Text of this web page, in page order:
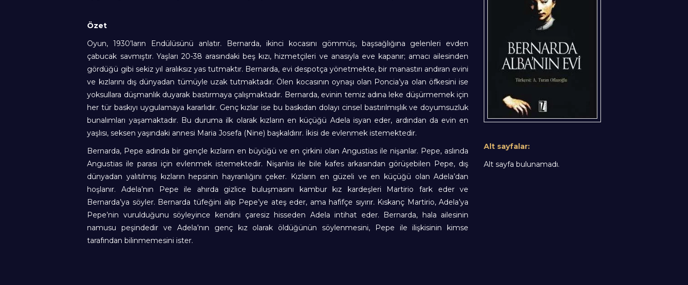
Özet
Oyun, 1930’ların Endülüsünü anlatır. Bernarda, ikinci kocasını gömmüş, başsağlığına gelenleri evden
çabucak savmıştır. Yaşları 20-38 arasındaki beş kızı, hizmetçileri ve anasıyla eve kapanır; amacı ailesinden
gördüğü gibi sekiz yıl aralıksız yas tutmaktır. Bernarda, evi despotça yönetmekte, bir manastırı andıran evini
ve kızlarını dış dünyadan tümüyle uzak tutmaktadır. Ölen kocasının oynaşı olan Poncia’ya olan öfkesini ise
yoksullara düşmanlık duyarak bastırmaya çalışmaktadır. Bernarda, evinin temiz adına leke düşürmemek için
her tür baskıyı uygulamaya kararlıdır. Genç kızlar ise bu baskıdan dolayı cinsel bastırılmışlık ve doyumsuzluk
bunalımları yaşamaktadır. Bu duruma ilk olarak kızların en küçüğü Adela isyan eder, ardından da evin en
yaşlısı, seksen yaşındaki annesi Maria Josefa (Nine) başkaldırır. İkisi de evlenmek istemektedir.
Bernarda, Pepe adında bir gençle kızların en büyüğü ve en çirkini olan Angustias ile nişanlar. Pepe, aslında
Angustias ile parası için evlenmek istemektedir. Nişanlısı ile bile kafes arkasından görüşebilen Pepe, dış
dünyadan yalıtılmış kızların hepsinin hayranlığını çeker. Kızların en güzeli ve en küçüğü olan Adela’dan
hoşlanır. Adela’nın Pepe ile ahırda gizlice buluşmasını kambur kız kardeşleri Martirio fark eder ve
Bernarda’ya söyler. Bernarda tüfeğini alıp Pepe’ye ateş eder, ama hafifçe sıyırır. Kıskanç Martirio, Adela’ya
Pepe’nin vurulduğunu söyleyince kendini çaresiz hisseden Adela intihat eder. Bernarda, hala ailesinin
namusu peşindedir ve Adela’nın genç kız olarak öldüğünün söylenmesini, Pepe ile ilişkisinin kimse
tarafından bilinmemesini ister.
Alt sayfalar:
Alt sayfa bulunamadı.